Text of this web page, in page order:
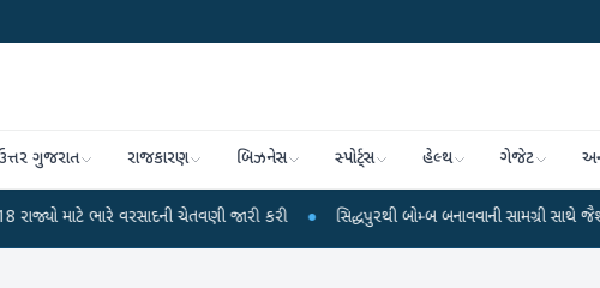
ગુજરાત રાજકારણ બિઝનેસ સ્પોર્ટ્સ હેલ્થ ગેજેટ
ચેતવણી જારી કરી ● સિદ્ધપુરથી બોમ્બ બનાવવાની સામગ્રી સાથે જૈશના 5 શંકાસ્પદ આતંકી